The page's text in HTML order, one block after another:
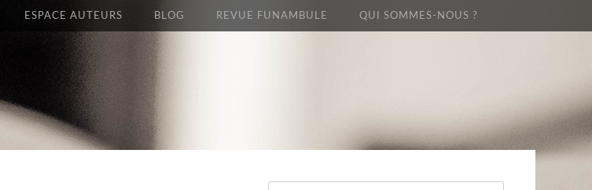
ESPACE AUTEURS BLOG REVUE FUNAMBULE QUI SOMMES-NOUS ?